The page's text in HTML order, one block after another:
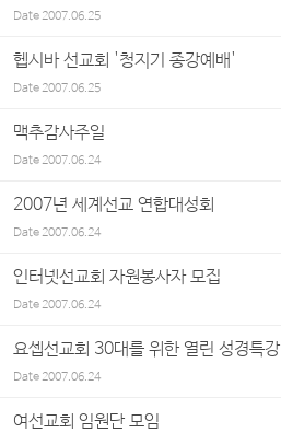
Date2007.06.25
헵시바 선교회 '청지기 종강예배'
Date2007.06.25
맥추감사주일
Date2007.06.24
2007년 세계선교 연합대성회
Date2007.06.24
인터넷선교회 자원봉사자 모집
Date2007.06.24
요셉선교회 30대를 위한 열린 성경특강
Date2007.06.24
여선교회 임원단 모임